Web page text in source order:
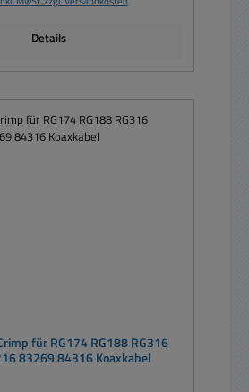
Details
für RG174 RG188 RG316
83269 84316 Koaxkabel